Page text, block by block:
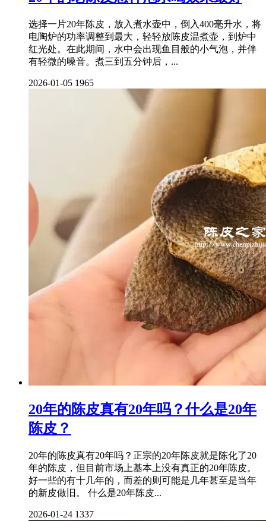
选择一片20年陈皮，放入煮水壶中，倒入400毫升水，将
电陶炉的功率调整到最大，轻轻放陈皮温煮壶，到炉中
红光处。在此期间，水中会出现鱼目般的小气泡，并伴
有轻微的噪音。煮三到五分钟后，...
2026-01-05 1965
20年的陈皮真有20年吗？什么是20年
陈皮？
20年的陈皮真有20年吗？正宗的20年陈皮就是陈化了20
年的陈皮，但目前市场上基本上没有真正的20年陈皮。
好一些的有十几年的，而差的则可能是几年甚至是当年
的新皮做旧。 什么是20年陈皮...
2026-01-24 1337